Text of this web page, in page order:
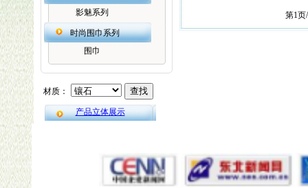
影魅系列
时尚围巾系列
围巾
产品立体展示
第1页